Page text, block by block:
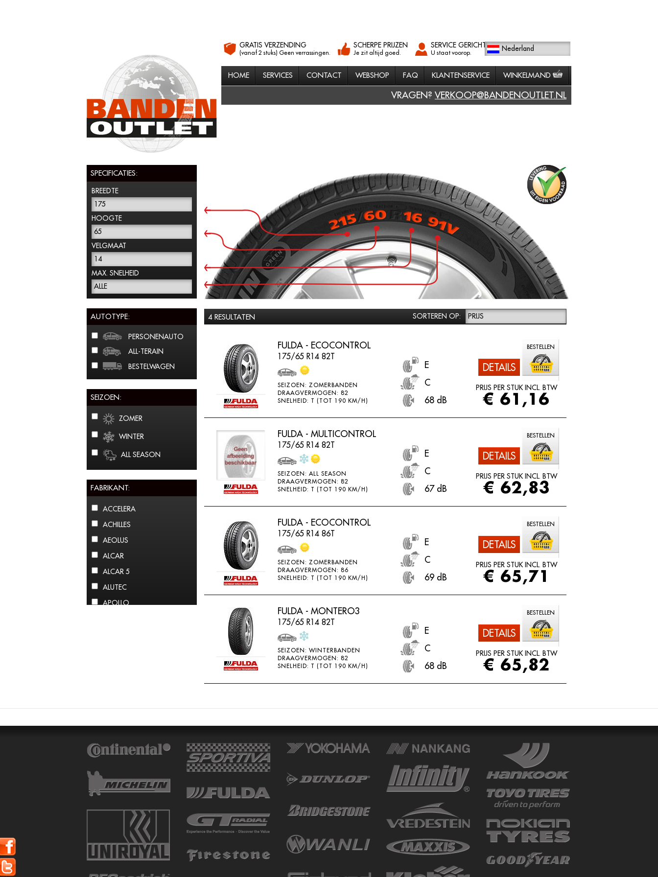
GRATIS VERZENDING
(vanaf 2 stuks) Geen verrassingen.
SCHERPE PRIJZEN
Je zit altijd goed.
SERVICE GERICHT
U staat voorop. Nederland
HOME SERVICES CONTACT WEBSHOP FAQ KLANTENSERVICE WINKELMAND
VRAGEN? VERKOOP@BANDENOUTLET.NL
SPECIFICATIES:
BREEDTE
175
HOOGTE
65
VELGMAAT
14
MAX. SNELHEID
ALLE
AUTOTYPE:
PERSONENAUTO
ALL-TERAIN
BESTELWAGEN
SEIZOEN:
ZOMER
WINTER
ALL SEASON
FABRIKANT:
ACCELERA
ACHILLES
AEOLUS
ALCAR
ALCAR 5
ALUTEC
APOLLO
AVON
BARUM
BELSHINA
BFGOODRICH
BOTO
4 RESULTATEN SORTEREN OP: PRIJS
FULDA - ECOCONTROL
175/65 R14 82T
SEIZOEN: ZOMERBANDEN
DRAAGVERMOGEN: 82
SNELHEID: T (TOT 190 KM/H)
E
C
68 dB
DETAILS
BESTELLEN
PRIJS PER STUK INCL. BTW
€ 61,16
FULDA - MULTICONTROL
175/65 R14 82T
SEIZOEN: ALL SEASON
DRAAGVERMOGEN: 82
SNELHEID: T (TOT 190 KM/H)
E
C
67 dB
DETAILS
BESTELLEN
PRIJS PER STUK INCL. BTW
€ 62,83
FULDA - ECOCONTROL
175/65 R14 86T
SEIZOEN: ZOMERBANDEN
DRAAGVERMOGEN: 86
SNELHEID: T (TOT 190 KM/H)
E
C
69 dB
DETAILS
BESTELLEN
PRIJS PER STUK INCL. BTW
€ 65,71
FULDA - MONTERO3
175/65 R14 82T
SEIZOEN: WINTERBANDEN
DRAAGVERMOGEN: 82
SNELHEID: T (TOT 190 KM/H)
E
C
68 dB
DETAILS
BESTELLEN
PRIJS PER STUK INCL. BTW
€ 65,82